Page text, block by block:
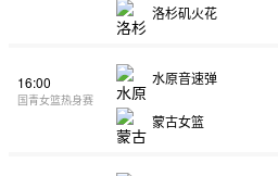
洛杉矶火花
16:00
国青女篮热身赛
水原音速弹
蒙古女篮